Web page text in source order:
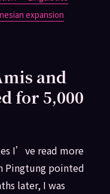
expansion
and
for 5,000
I’ve read more
Pingtung pointed
later, I was